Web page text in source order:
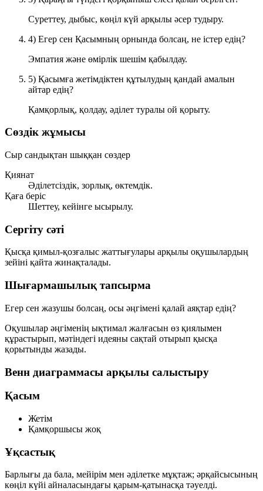
Суреттеу, дыбыс, көңіл күй арқылы әсер тудыру.
4) Егер сен Қасымның орнында болсаң, не істер едің?
Эмпатия және өмірлік шешім қабылдау.
5) Қасымға жетімдіктен құтылудың қандай амалын
айтар едің?
Қамқорлық, қолдау, әділет туралы ой қорыту.
Сөздік жұмысы
Сыр сандықтан шыққан сөздер
Қиянат
Әділетсіздік, зорлық, өктемдік.
Қаға беріс
Шеттеу, кейінге ысырылу.
Сергіту сәті
Қысқа қимыл-қозғалыс жаттығулары арқылы оқушылардың
зейіні қайта жинақталады.
Шығармашылық тапсырма
Егер сен жазушы болсаң, осы әңгімені қалай аяқтар едің?
Оқушылар әңгіменің ықтимал жалғасын өз қиялымен
құрастырып, мәтіндегі идеяны сақтай отырып қысқа
қорытынды жазады.
Венн диаграммасы арқылы салыстыру
Қасым
Жетім
Қамқоршысы жоқ
Ұқсастық
Барлығы да бала, мейірім мен әділетке мұқтаж; әрқайсысының
көңіл күйі айналасындағы қарым-қатынасқа тәуелді.